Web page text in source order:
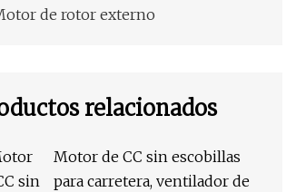
de rotor externo
relacionados
Motor de CC sin escobillas
para carretera, ventilador de